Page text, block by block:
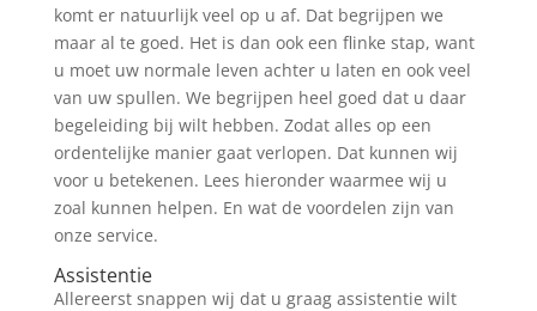
komt er natuurlijk veel op u af. Dat begrijpen we
maar al te goed. Het is dan ook een flinke stap, want
u moet uw normale leven achter u laten en ook veel
van uw spullen. We begrijpen heel goed dat u daar
begeleiding bij wilt hebben. Zodat alles op een
ordentelijke manier gaat verlopen. Dat kunnen wij
voor u betekenen. Lees hieronder waarmee wij u
zoal kunnen helpen. En wat de voordelen zijn van
onze service.
Assistentie
Allereerst snappen wij dat u graag assistentie wilt